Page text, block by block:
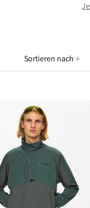
Sortieren nach